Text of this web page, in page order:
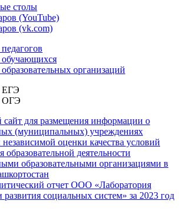
столы
(YouTube)
(vk.com)
организаций
ЕГЭ
ОГЭ
для размещения информации о
(муниципальных) учреждениях
оценки качества условий
образовательной деятельности
образовательными организациями в
отчет ООО «Лаборатория
развития социальных систем» за 2023 год